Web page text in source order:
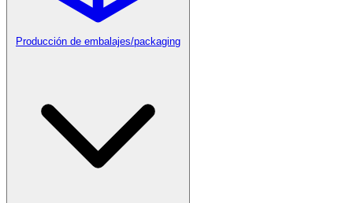
Producción de embalajes/packaging